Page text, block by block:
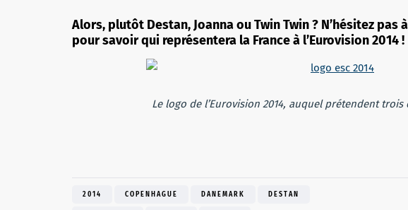
Alors, plutôt Destan, Joanna ou Twin Twin ? N’hésitez pas
pour savoir qui représentera la France à l’Eurovision 2014 !
Le logo de l’Eurovision 2014, auquel prétendent trois
2014 COPENHAGUE DANEMARK DESTAN